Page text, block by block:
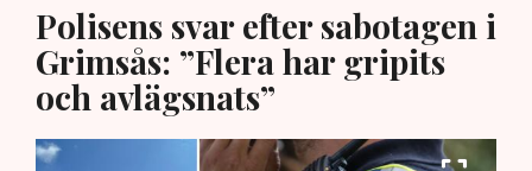
Polisens svar efter sabotagen i
Grimsås: ”Flera har gripits
och avlägsnats”